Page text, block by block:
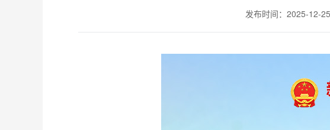
发布时间：2025-12-